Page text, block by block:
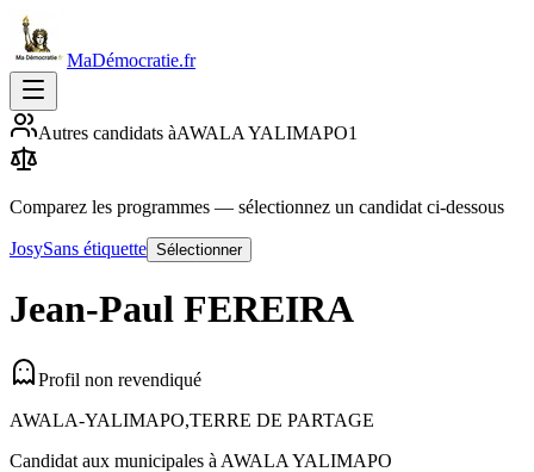
MaDémocratie.fr
Autres candidats àAWALA YALIMAPO1
Comparez les programmes — sélectionnez un candidat ci-dessous
JosySans étiquette Sélectionner
Jean-Paul FEREIRA
Profil non revendiqué
AWALA-YALIMAPO,TERRE DE PARTAGE
Candidat aux municipales à AWALA YALIMAPO